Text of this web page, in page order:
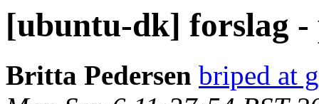
[ubuntu-dk] forslag -
Britta Pedersen briped at